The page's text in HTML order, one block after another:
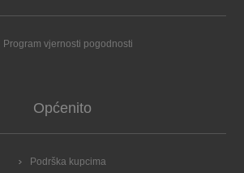
Program vjernosti pogodnosti
Općenito
Podrška kupcima